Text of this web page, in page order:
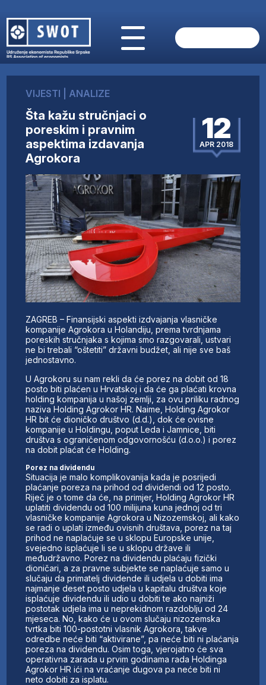
O NAMA
AKTUELNO
ANALIZE
KOMPANIJE
FINANSIJE
IZ STRANIH MEDIJA
AKTIVNOSTI
SWOT INTERVJU
UČLANI SE
KONTAKT
VIJESTI ANALIZE
Šta kažu stručnjaci o
poreskim i pravnim
aspektima izdavanja
Agrokora
12
APR 2018
ZAGREB – Finansijski aspekti izdvajanja vlasničke
kompanije Agrokora u Holandiju, prema tvrdnjama
poreskih stručnjaka s kojima smo razgovarali, ustvari
ne bi trebali “oštetiti” državni budžet, ali nije sve baš
jednostavno.
U Agrokoru su nam rekli da će porez na dobit od 18
posto biti plaćen u Hrvatskoj i da će ga plaćati krovna
holding kompanija u našoj zemlji, za ovu priliku radnog
naziva Holding Agrokor HR. Naime, Holding Agrokor
HR bit će dioničko društvo (d.d.), dok će ovisne
kompanije u Holdingu, poput Leda i Jamnice, biti
društva s ograničenom odgovornošću (d.o.o.) i porez
na dobit plaćat će Holding.
Porez na dividendu
Situacija je malo komplikovanija kada je posrijedi
plaćanje poreza na prihod od dividendi od 12 posto.
Riječ je o tome da će, na primjer, Holding Agrokor HR
uplatiti dividendu od 100 milijuna kuna jednoj od tri
vlasničke kompanije Agrokora u Nizozemskoj, ali kako
se radi o uplati između ovisnih društava, porez na taj
prihod ne naplaćuje se u sklopu Europske unije,
svejedno isplaćuje li se u sklopu države ili
međudržavno. Porez na dividendu plaćaju fizički
dioničari, a za pravne subjekte se naplaćuje samo u
slučaju da primatelj dividende ili udjela u dobiti ima
najmanje deset posto udjela u kapitalu društva koje
isplaćuje dividendu ili udio u dobiti te ako najniži
postotak udjela ima u neprekidnom razdoblju od 24
mjeseca. No, kako će u ovom slučaju nizozemska
tvrtka biti 100-postotni vlasnik Agrokora, takve
odredbe neće biti “aktivirane”, pa neće biti ni plaćanja
poreza na dividendu. Osim toga, vjerojatno će sva
operativna zarada u prvim godinama rada Holdinga
Agrokor HR ići na vraćanje dugova pa neće biti ni
neto dobiti za isplatu.